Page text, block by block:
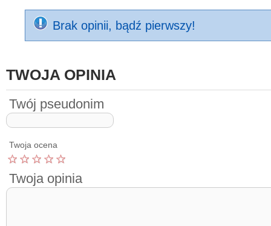
Brak opinii, bądź pierwszy!
TWOJA OPINIA
Twój pseudonim
Twoja ocena
Twoja opinia